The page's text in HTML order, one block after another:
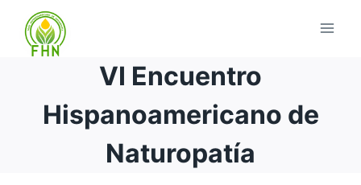
VI Encuentro
Hispanoamericano de
Naturopatía